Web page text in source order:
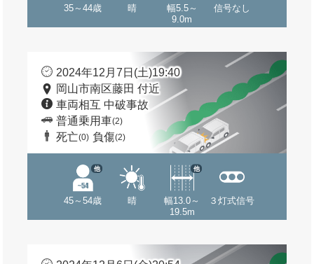
35～44歳 晴
幅5.5～
9.0m
信号なし
2024年12月7日(土)19:40
岡山市南区藤田 付近
車両相互 中破事故
普通乗用車(2)
死亡(0) 負傷(2)
45～54歳
他
晴
幅13.0～
19.5m
他
３灯式信号